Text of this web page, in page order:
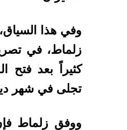
وفي هذا
زلماط، في
كثيراً بعد فتح
تجلى في شهر
ووفق زلماط